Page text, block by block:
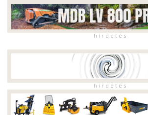
h i r d e t é s
h i r d e t é s